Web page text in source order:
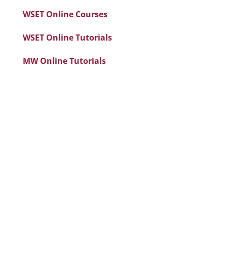
WSET Online Courses
WSET Online Tutorials
MW Online Tutorials